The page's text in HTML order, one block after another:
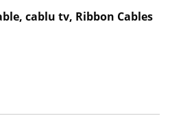
cablu tv, Ribbon Cables